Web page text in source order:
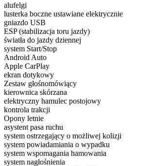
alufelgi
lusterka boczne ustawiane elektrycznie
gniazdo USB
ESP (stabilizacja toru jazdy)
światła do jazdy dziennej
system Start/Stop
Android Auto
Apple CarPlay
ekran dotykowy
Zestaw głośnomówiący
kierownica skórzana
elektryczny hamulec postojowy
kontrola trakcji
Opony letnie
asystent pasa ruchu
system ostrzegający o możliwej kolizji
system powiadamiania o wypadku
system wspomagania hamowania
system nagłośnienia